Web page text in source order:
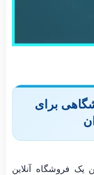
برای
یک فروشگاه آنلاین